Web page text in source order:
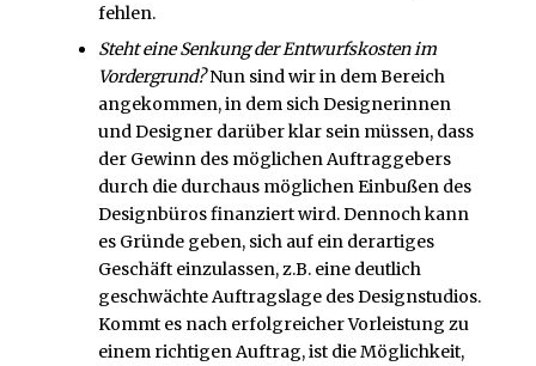
fehlen.
Steht eine Senkung der Entwurfskosten im
Vordergrund?Nun sind wir in dem Bereich
angekommen, in dem sich Designerinnen
und Designer darüber klar sein müssen, dass
der Gewinn des möglichen Auftraggebers
durch die durchaus möglichen Einbußen des
Designbüros finanziert wird. Dennoch kann
es Gründe geben, sich auf ein derartiges
Geschäft einzulassen, z.B. eine deutlich
geschwächte Auftragslage des Designstudios.
Kommt es nach erfolgreicher Vorleistung zu
einem richtigen Auftrag, ist die Möglichkeit,